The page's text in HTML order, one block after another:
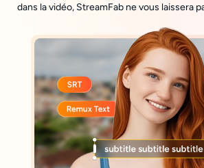
dans la vidéo, StreamFab ne vous laissera